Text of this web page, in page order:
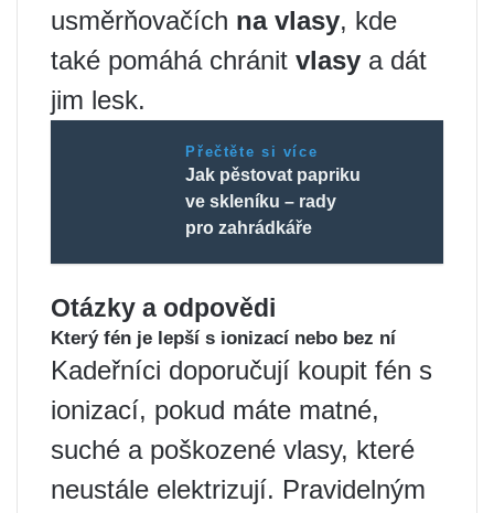
usměrňovačích na vlasy, kde
také pomáhá chránit vlasy a dát
jim lesk.
Přečtěte si více
Jak pěstovat papriku
ve skleníku – rady
pro zahrádkáře
Otázky a odpovědi
Který fén je lepší s ionizací nebo bez ní
Kadeřníci doporučují koupit fén s
ionizací, pokud máte matné,
suché a poškozené vlasy, které
neustále elektrizují. Pravidelným